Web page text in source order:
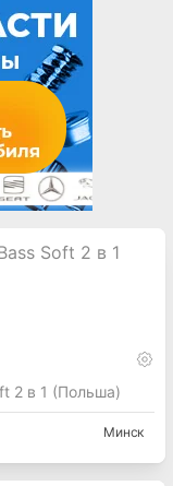
2 в 1 (Польша)
Минск